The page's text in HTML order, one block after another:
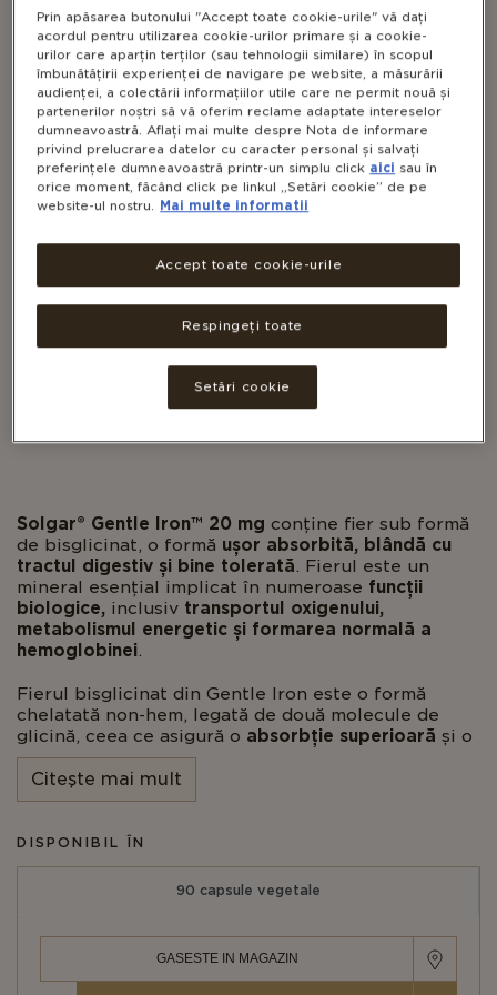
GENTLE IRON 20 MG (FIER CU
ACȚIUNE BLÂNDĂ)
VEGAN GLUTEN FREE
Solgar® Gentle Iron™ 20 mg conține fier sub formă
de bisglicinat, o formă ușor absorbită, blândă cu
tractul digestiv și bine tolerată. Fierul este un
mineral esențial implicat în numeroase funcții
biologice, inclusiv transportul oxigenului,
metabolismul energetic și formarea normală a
hemoglobinei.
Fierul bisglicinat din Gentle Iron este o formă
chelatată non-hem, legată de două molecule de
glicină, ceea ce asigură o absorbție superioară și o
tolerabilitate digestivă mai bună
de formele anorganice de fier, Gentle Iron reduce
riscul de disconfort gastrointestinal, oferind un
Administrarea regulată a Gentle Iron sprijină
menținerea nivelurilor optime de fier, contribuind
Citeşte mai mult
DISPONIBIL ÎN
90 capsule vegetale
GASESTE IN MAGAZIN
Prin apăsarea butonului "Accept toate cookie-urile" vă dați
acordul pentru utilizarea cookie-urilor primare și a cookie-
urilor care aparțin terților (sau tehnologii similare) în scopul
îmbunătățirii experienței de navigare pe website, a măsurării
audienței, a colectării informațiilor utile care ne permit nouă și
partenerilor noștri să vă oferim reclame adaptate intereselor
dumneavoastră. Aflați mai multe despre Nota de informare
privind prelucrarea datelor cu caracter personal și salvați
preferințele dumneavoastră printr-un simplu click aici sau în
orice moment, făcând click pe linkul „Setări cookie” de pe
website-ul nostru. Mai multe informatii
Respingeți toate
Accept toate cookie-urile
Setări cookie